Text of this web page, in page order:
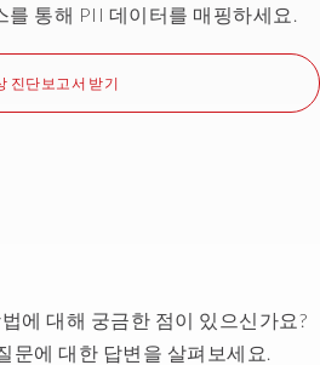
통해 PII 데이터를 매핑하세요.
진단보고서 받기
에 대해 궁금한 점이 있으신가요?
문에 대한 답변을 살펴보세요.